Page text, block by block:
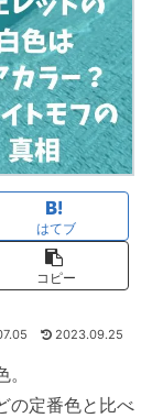
はてブ
コピー
2023.09.25
の定番色と比べ